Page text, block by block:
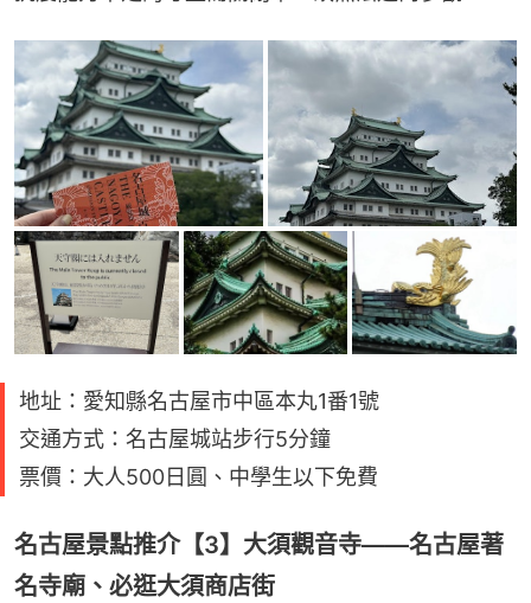
地址：愛知縣名古屋市中區本丸1番1號
交通方式：名古屋城站步行5分鐘
票價：大人500日圓、中學生以下免費
名古屋景點推介【3】大須觀音寺——名古屋著
名寺廟、必逛大須商店街